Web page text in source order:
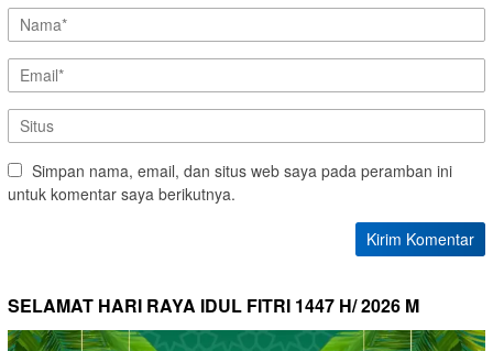
Simpan nama, email, dan situs web saya pada peramban ini
untuk komentar saya berikutnya.
SELAMAT HARI RAYA IDUL FITRI 1447 H/ 2026 M